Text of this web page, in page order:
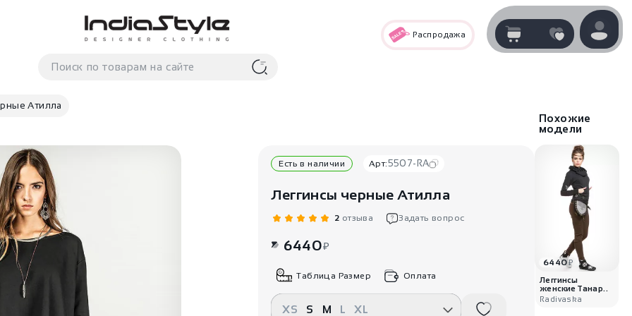
Распродажа
Атилла
Есть в наличии Арт:5507-RA
Леггинсы черные Атилла
2 отзыва Задать вопрос
6440₽
Таблица Размер Оплата
XS S M L XL
Похожие
модели
6440₽
Леггинсы
женские Танар..
Radivaska